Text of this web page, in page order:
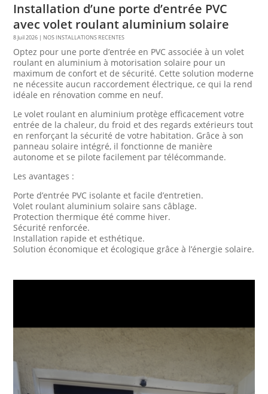
Installation d’une porte d’entrée PVC
avec volet roulant aluminium solaire
8 Juil 2026 | NOS INSTALLATIONS RECENTES
Optez pour une porte d’entrée en PVC associée à un volet
roulant en aluminium à motorisation solaire pour un
maximum de confort et de sécurité. Cette solution moderne
ne nécessite aucun raccordement électrique, ce qui la rend
idéale en rénovation comme en neuf.
Le volet roulant en aluminium protège efficacement votre
entrée de la chaleur, du froid et des regards extérieurs tout
en renforçant la sécurité de votre habitation. Grâce à son
panneau solaire intégré, il fonctionne de manière
autonome et se pilote facilement par télécommande.
Les avantages :
Porte d’entrée PVC isolante et facile d’entretien.
Volet roulant aluminium solaire sans câblage.
Protection thermique été comme hiver.
Sécurité renforcée.
Installation rapide et esthétique.
Solution économique et écologique grâce à l’énergie solaire.